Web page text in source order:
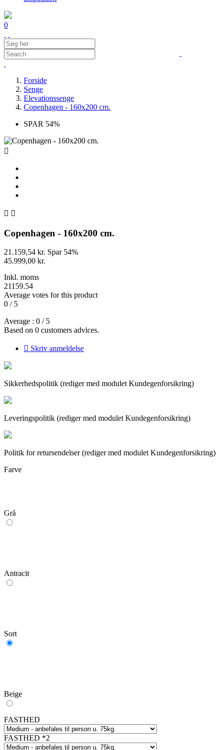
0
Forside
Senge
Elevationssenge
Copenhagen - 160x200 cm.
SPAR 54%

 
Copenhagen - 160x200 cm.
21.159,54 kr. Spar 54%
45.999,00 kr.
Inkl. moms
21159.54
Average votes for this product
0 / 5
Average : 0 / 5
Based on 0 customers advices.
 Skriv anmeldelse
Sikkerhedspolitik (rediger med modulet Kundegenforsikring)
Leveringspolitik (rediger med modulet Kundegenforsikring)
Politik for retursendelser (rediger med modulet Kundegenforsikring)
Farve
Grå
Antracit
Sort
Beige
FASTHED
FASTHED *2